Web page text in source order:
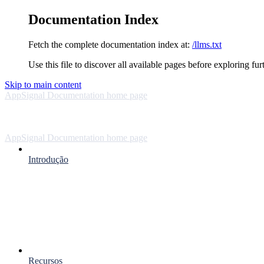
Documentation Index
Fetch the complete documentation index at: /llms.txt
Use this file to discover all available pages before exploring
Skip to main content
AppSignal Documentation home page
AppSignal Documentation home page
Introdução
Recursos